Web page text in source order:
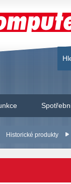
Historické produkty